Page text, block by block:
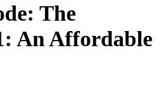
The
An Affordable